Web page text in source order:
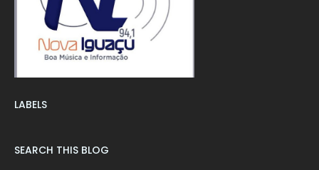
LABELS
SEARCH THIS BLOG